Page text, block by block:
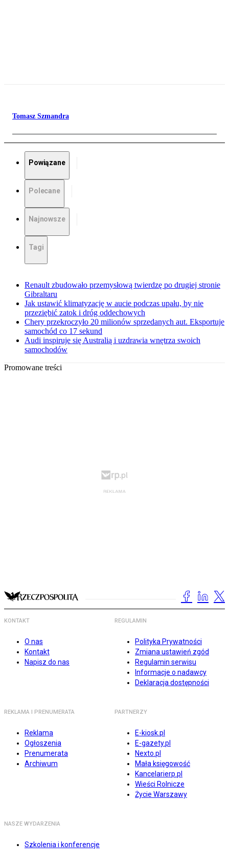
Tomasz Szmandra
Powiązane
Polecane
Najnowsze
Tagi
Renault zbudowało przemysłową twierdzę po drugiej stronie
Gibraltaru
Jak ustawić klimatyzację w aucie podczas upału, by nie
przeziębić zatok i dróg oddechowych
Chery przekroczyło 20 milionów sprzedanych aut. Eksportuje
samochód co 17 sekund
Audi inspiruje się Australią i uzdrawia wnętrza swoich
samochodów
Promowane treści
KONTAKT
O nas
Kontakt
Napisz do nas
REGULAMIN
Polityka Prywatności
Zmiana ustawień zgód
Regulamin serwisu
Informacje o nadawcy
Deklaracja dostępności
REKLAMA I PRENUMERATA
Reklama
Ogłoszenia
Prenumerata
Archiwum
PARTNERZY
E-kiosk.pl
E-gazety.pl
Nexto.pl
Mała księgowość
Kancelarierp.pl
Wieści Rolnicze
Życie Warszawy
NASZE WYDARZENIA
Szkolenia i konferencje